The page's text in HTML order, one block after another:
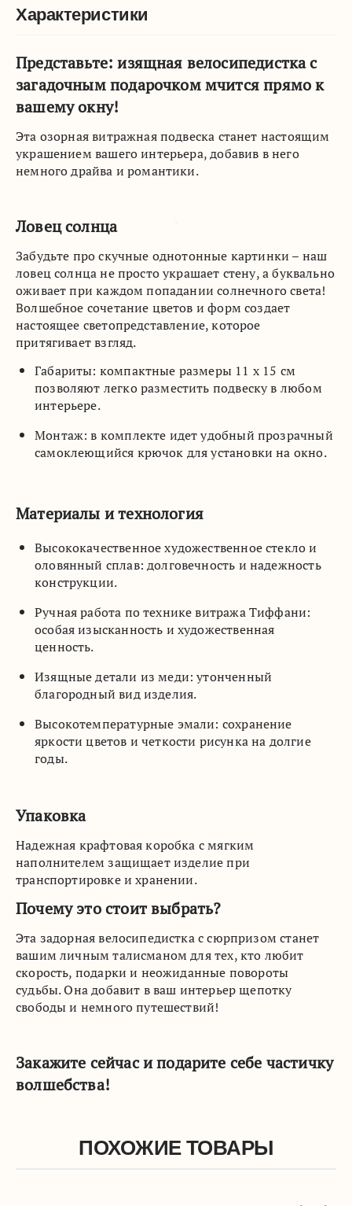
Характеристики
Представьте: изящная велосипедистка с
загадочным подарочком мчится прямо к
вашему окну!
Эта озорная витражная подвеска станет настоящим
украшением вашего интерьера, добавив в него
немного драйва и романтики.
Ловец солнца
Забудьте про скучные однотонные картинки – наш
ловец солнца не просто украшает стену, а буквально
оживает при каждом попадании солнечного света!
Волшебное сочетание цветов и форм создает
настоящее светопредставление, которое
притягивает взгляд.
Габариты: компактные размеры 11 х 15 см
позволяют легко разместить подвеску в любом
интерьере.
Монтаж: в комплекте идет удобный прозрачный
самоклеющийся крючок для установки на окно.
Материалы и технология
Высококачественное художественное стекло и
оловянный сплав: долговечность и надежность
конструкции.
Ручная работа по технике витража Тиффани:
особая изысканность и художественная
ценность.
Изящные детали из меди: утонченный
благородный вид изделия.
Высокотемпературные эмали: сохранение
яркости цветов и четкости рисунка на долгие
годы.
Упаковка
Надежная крафтовая коробка с мягким
наполнителем защищает изделие при
транспортировке и хранении.
Почему это стоит выбрать?
Эта задорная велосипедистка с сюрпризом станет
вашим личным талисманом для тех, кто любит
скорость, подарки и неожиданные повороты
судьбы. Она добавит в ваш интерьер щепотку
свободы и немного путешествий!
Закажите сейчас и подарите себе частичку
волшебства!
ПОХОЖИЕ ТОВАРЫ